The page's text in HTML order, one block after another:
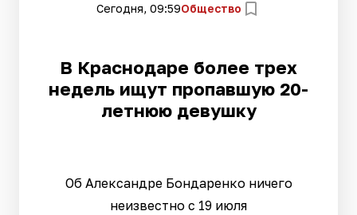
Сегодня, 09:59Общество
В Краснодаре более трех
недель ищут пропавшую 20-
летнюю девушку
Об Александре Бондаренко ничего
неизвестно с 19 июля